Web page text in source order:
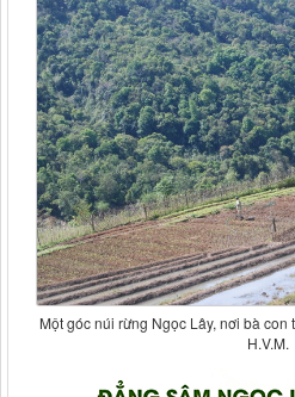
Một góc núi rừng Ngọc Lây, nơi bà
H.V.M.